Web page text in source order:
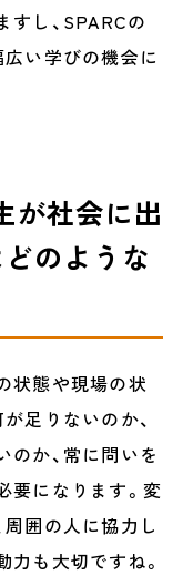
し、SPARCの
い学びの機会に
が社会に出
のような
状態や現場の状
足りないのか、
か、常に問いを
要になります。変
囲の人に協力し
も大切ですね。